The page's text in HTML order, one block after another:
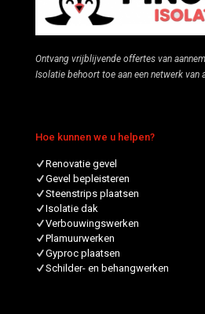
Ontvang vrijblijvende offertes van
Isolatie behoort toe aan een netwerk van
Hoe kunnen we u helpen?
Renovatie gevel
Gevel bepleisteren
Steenstrips plaatsen
Isolatie dak
Verbouwingswerken
Plamuurwerken
Gyproc plaatsen
Schilder- en behangwerken